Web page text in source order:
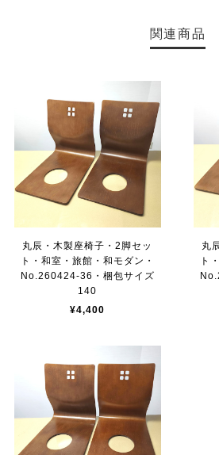
関連商品
丸辰・木製座椅子・2脚セッ
ト・和室・旅館・和モダン・
No.260424-36・梱包サイズ
140
¥4,400
丸
ト